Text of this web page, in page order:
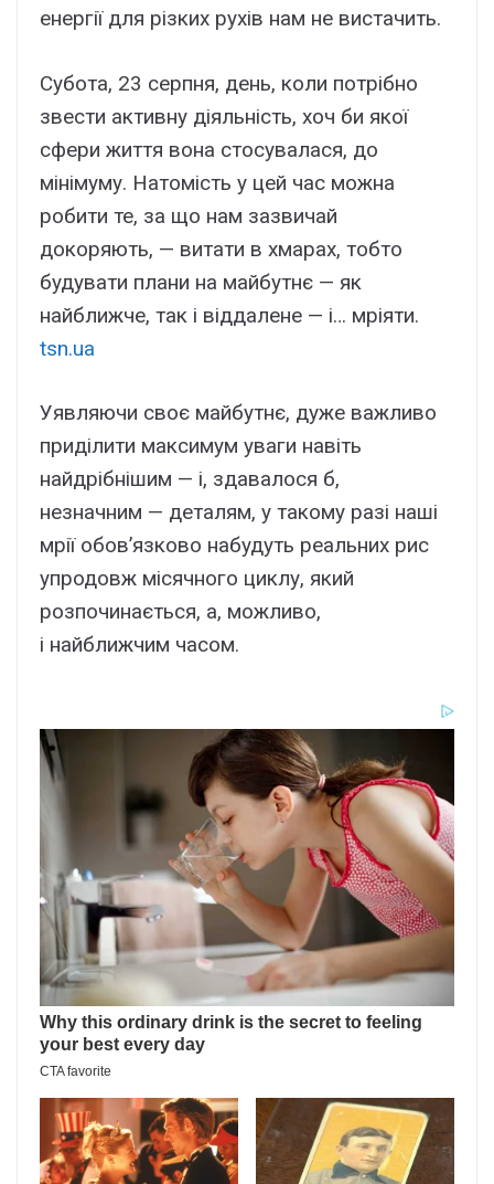
енергії для різких рухів нам не вистачить.
Субота, 23 серпня, день, коли потрібно
звести активну діяльність, хоч би якої
сфери життя вона стосувалася, до
мінімуму. Натомість у цей час можна
робити те, за що нам зазвичай
докоряють, — витати в хмарах, тобто
будувати плани на майбутнє — як
найближче, так і віддалене — і… мріяти.
tsn.ua
Уявляючи своє майбутнє, дуже важливо
приділити максимум уваги навіть
найдрібнішим — і, здавалося б,
незначним — деталям, у такому разі наші
мрії обов’язково набудуть реальних рис
упродовж місячного циклу, який
розпочинається, а, можливо,
і найближчим часом.